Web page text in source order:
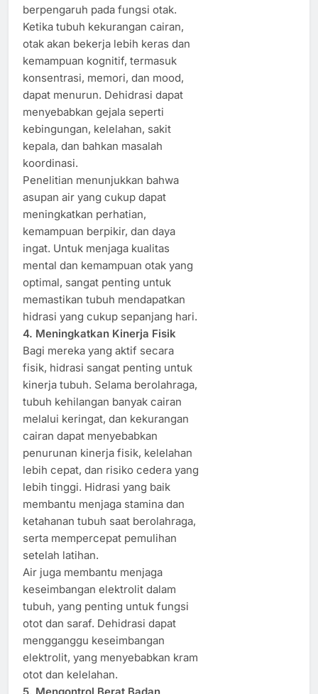
berpengaruh pada fungsi otak.
Ketika tubuh kekurangan cairan,
otak akan bekerja lebih keras dan
kemampuan kognitif, termasuk
konsentrasi, memori, dan mood,
dapat menurun. Dehidrasi dapat
menyebabkan gejala seperti
kebingungan, kelelahan, sakit
kepala, dan bahkan masalah
koordinasi.
Penelitian menunjukkan bahwa
asupan air yang cukup dapat
meningkatkan perhatian,
kemampuan berpikir, dan daya
ingat. Untuk menjaga kualitas
mental dan kemampuan otak yang
optimal, sangat penting untuk
memastikan tubuh mendapatkan
hidrasi yang cukup sepanjang hari.
4. Meningkatkan Kinerja Fisik
Bagi mereka yang aktif secara
fisik, hidrasi sangat penting untuk
kinerja tubuh. Selama berolahraga,
tubuh kehilangan banyak cairan
melalui keringat, dan kekurangan
cairan dapat menyebabkan
penurunan kinerja fisik, kelelahan
lebih cepat, dan risiko cedera yang
lebih tinggi. Hidrasi yang baik
membantu menjaga stamina dan
ketahanan tubuh saat berolahraga,
serta mempercepat pemulihan
setelah latihan.
Air juga membantu menjaga
keseimbangan elektrolit dalam
tubuh, yang penting untuk fungsi
otot dan saraf. Dehidrasi dapat
mengganggu keseimbangan
elektrolit, yang menyebabkan kram
otot dan kelelahan.